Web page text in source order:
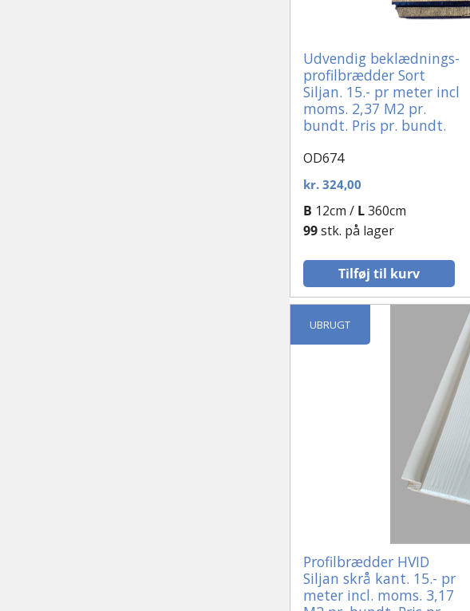
Udvendig beklædnings-
profilbrædder Sort
Siljan. 15.- pr meter incl
moms. 2,37 M2 pr.
bundt. Pris pr. bundt.
OD674
kr.324,00
Tilføj til kurv
B 12cm / L360cm
99stk. på lager
UBRUGT
Profilbrædder HVID
Siljan skrå kant. 15.- pr
meter incl. moms. 3,17